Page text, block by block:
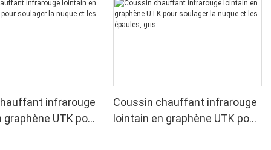
infrarouge
graphène UTK pour
Coussin chauffant infrarouge
lointain en graphène UTK pour